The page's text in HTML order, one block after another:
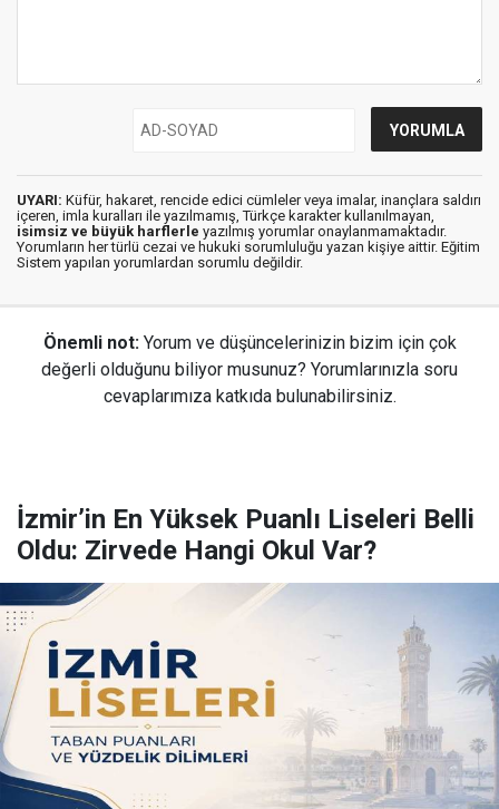
UYARI: Küfür, hakaret, rencide edici cümleler veya imalar, inançlara saldırı
içeren, imla kuralları ile yazılmamış, Türkçe karakter kullanılmayan,
isimsiz ve büyük harflerle yazılmış yorumlar onaylanmamaktadır.
Yorumların her türlü cezai ve hukuki sorumluluğu yazan kişiye aittir. Eğitim
Sistem yapılan yorumlardan sorumlu değildir.
Önemli not: Yorum ve düşüncelerinizin bizim için çok
değerli olduğunu biliyor musunuz? Yorumlarınızla soru
cevaplarımıza katkıda bulunabilirsiniz.
İzmir’in En Yüksek Puanlı Liseleri Belli
Oldu: Zirvede Hangi Okul Var?